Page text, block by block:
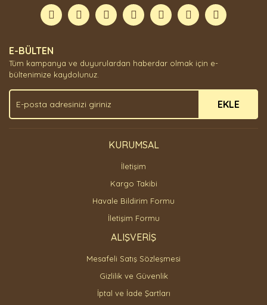
E-BÜLTEN
Tüm kampanya ve duyurulardan haberdar olmak için e-
bültenimize kaydolunuz.
EKLE
KURUMSAL
İletişim
Kargo Takibi
Havale Bildirim Formu
İletişim Formu
ALIŞVERİŞ
Mesafeli Satış Sözleşmesi
Gizlilik ve Güvenlik
İptal ve İade Şartları